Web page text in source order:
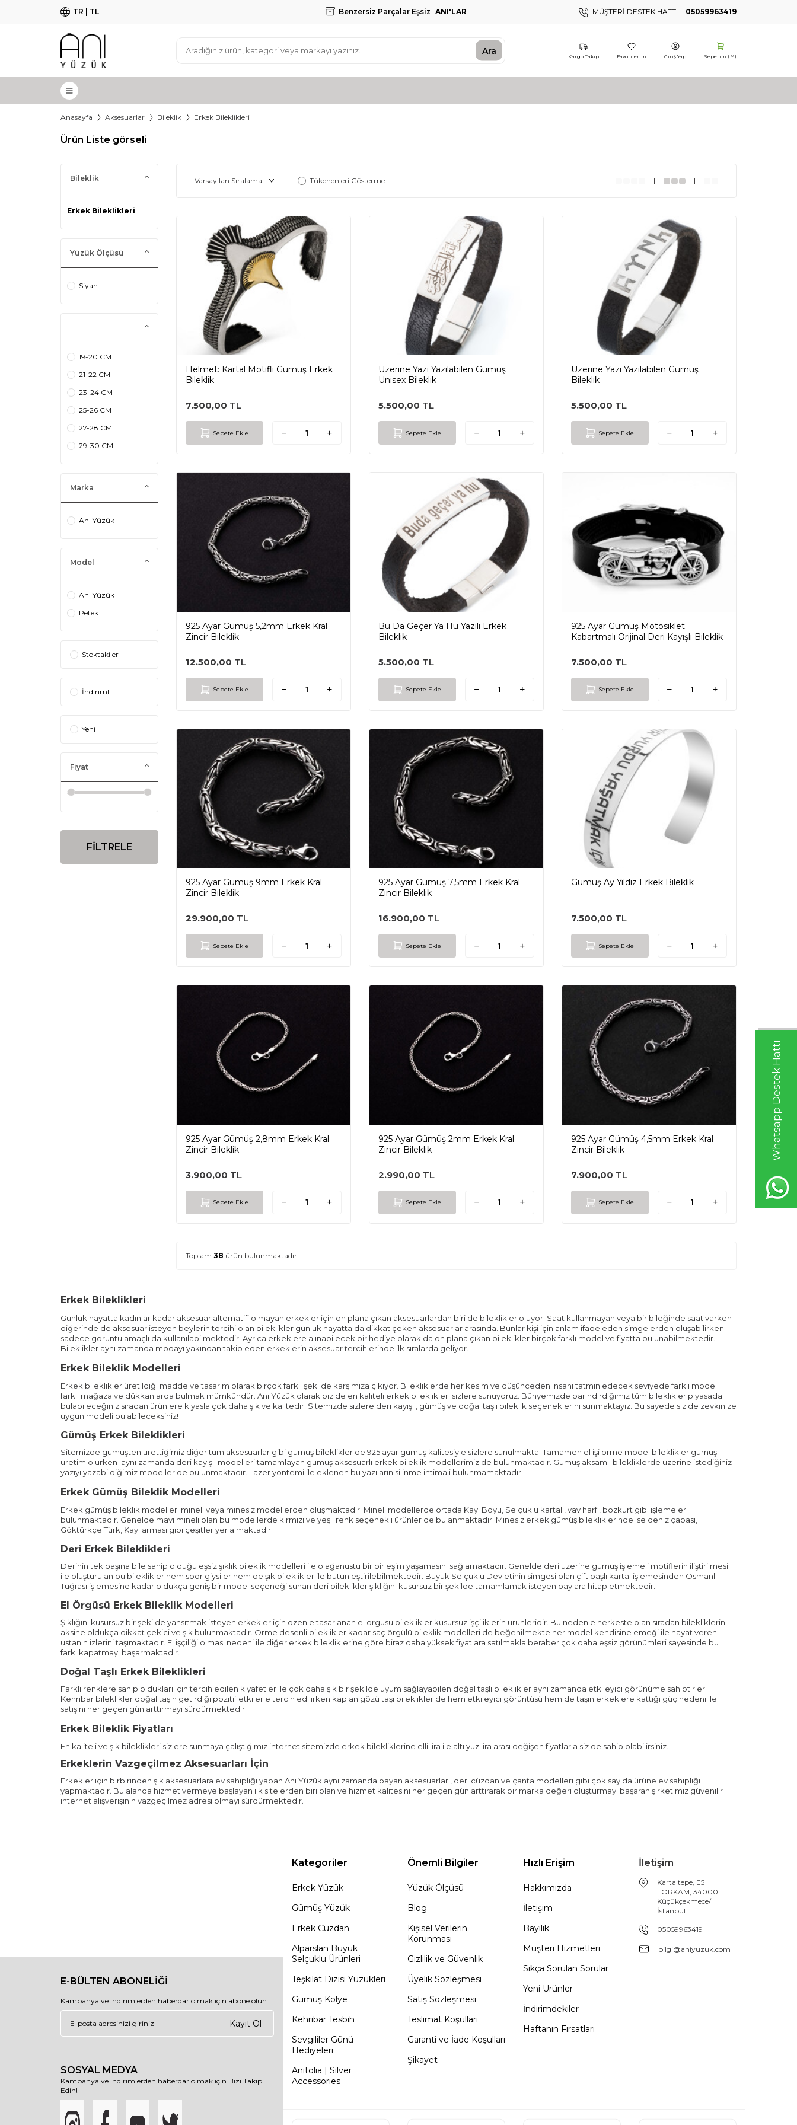
Whatsapp Destek Hattı
TR | TL Benzersiz Parçalar Eşsiz ANI'LAR MÜŞTERI DESTEK HATTI : 05059963419
Ara
Kargo Takip Favorilerim Giriş Yap Sepetim ( 0 )
Anasayfa Aksesuarlar Bileklik Erkek Bileklikleri
Ürün Liste görseli
Bileklik
Erkek Bileklikleri
Yüzük Ölçüsü
Siyah
19-20 CM
21-22 CM
23-24 CM
25-26 CM
27-28 CM
29-30 CM
Marka
Anı Yüzük
Model
Anı Yüzük
Petek
Stoktakiler
İndirimli
Yeni
Fiyat
FİLTRELE
Tükenenleri Gösterme
Helmet: Kartal Motifli Gümüş Erkek
Bileklik
7.500,00 TL
Sepete Ekle
Üzerine Yazı Yazılabilen Gümüş
Unisex Bileklik
5.500,00 TL
Sepete Ekle
Üzerine Yazı Yazılabilen Gümüş
Bileklik
5.500,00 TL
Sepete Ekle
925 Ayar Gümüş 5,2mm Erkek Kral
Zincir Bileklik
12.500,00 TL
Sepete Ekle
Bu Da Geçer Ya Hu Yazılı Erkek
Bileklik
5.500,00 TL
Sepete Ekle
925 Ayar Gümüş Motosiklet
Kabartmalı Orijinal Deri Kayışlı Bileklik
7.500,00 TL
Sepete Ekle
925 Ayar Gümüş 9mm Erkek Kral
Zincir Bileklik
29.900,00 TL
Sepete Ekle
925 Ayar Gümüş 7,5mm Erkek Kral
Zincir Bileklik
16.900,00 TL
Sepete Ekle
Gümüş Ay Yıldız Erkek Bileklik
7.500,00 TL
Sepete Ekle
925 Ayar Gümüş 2,8mm Erkek Kral
Zincir Bileklik
3.900,00 TL
Sepete Ekle
925 Ayar Gümüş 2mm Erkek Kral
Zincir Bileklik
2.990,00 TL
Sepete Ekle
925 Ayar Gümüş 4,5mm Erkek Kral
Zincir Bileklik
7.900,00 TL
Sepete Ekle
Toplam 38 ürün bulunmaktadır.
Erkek Bileklikleri
Günlük hayatta kadınlar kadar aksesuar alternatifi olmayan erkekler için ön plana çıkan aksesuarlardan biri de bileklikler oluyor. Saat kullanmayan veya bir bileğinde saat varken
diğerinde de aksesuar isteyen beylerin tercihi olan bileklikler günlük hayatta da dikkat çeken aksesuarlar arasında. Bunlar kişi için anlam ifade eden simgelerden oluşabilirken
sadece görüntü amaçlı da kullanılabilmektedir. Ayrıca erkeklere alınabilecek bir hediye olarak da ön plana çıkan bileklikler birçok farklı model ve fiyatta bulunabilmektedir.
Bileklikler aynı zamanda modayı yakından takip eden erkeklerin aksesuar tercihlerinde ilk sıralarda geliyor.
Erkek Bileklik Modelleri
Erkek bileklikler üretildiği madde ve tasarım olarak birçok farklı şekilde karşımıza çıkıyor. Bilekliklerde her kesim ve düşünceden insanı tatmin edecek seviyede farklı model
farklı mağaza ve dükkanlarda bulmak mümkündür. Anı Yüzük olarak biz de en kaliteli erkek bileklikleri sizlere sunuyoruz. Bünyemizde barındırdığımız tüm bileklikler piyasada
bulabileceğiniz sıradan ürünlere kıyasla çok daha şık ve kalitedir. Sitemizde sizlere deri kayışlı, gümüş ve doğal taşlı bileklik seçeneklerini sunmaktayız. Bu sayede siz de zevkinize
uygun modeli bulabileceksiniz!
Gümüş Erkek Bileklikleri
Sitemizde gümüşten ürettiğimiz diğer tüm aksesuarlar gibi gümüş bileklikler de 925 ayar gümüş kalitesiyle sizlere sunulmakta. Tamamen el işi örme model bileklikler gümüş
üretim olurken aynı zamanda deri kayışlı modelleri tamamlayan gümüş aksesuarlı erkek bileklik modellerimiz de bulunmaktadır. Gümüş aksamlı bilekliklerde üzerine istediğiniz
yazıyı yazabildiğimiz modeller de bulunmaktadır. Lazer yöntemi ile eklenen bu yazıların silinme ihtimali bulunmamaktadır.
Erkek Gümüş Bileklik Modelleri
Erkek gümüş bileklik modelleri mineli veya minesiz modellerden oluşmaktadır. Mineli modellerde ortada Kayı Boyu, Selçuklu kartalı, vav harfi, bozkurt gibi işlemeler
bulunmaktadır. Genelde mavi mineli olan bu modellerde kırmızı ve yeşil renk seçenekli ürünler de bulanmaktadır. Minesiz erkek gümüş bilekliklerinde ise deniz çapası,
Göktürkçe Türk, Kayı arması gibi çeşitler yer almaktadır.
Deri Erkek Bileklikleri
Derinin tek başına bile sahip olduğu eşsiz şıklık bileklik modelleri ile olağanüstü bir birleşim yaşamasını sağlamaktadır. Genelde deri üzerine gümüş işlemeli motiflerin iliştirilmesi
ile oluşturulan bu bileklikler hem spor giysiler hem de şık bileklikler ile bütünleştirilebilmektedir. Büyük Selçuklu Devletinin simgesi olan çift başlı kartal işlemesinden Osmanlı
Tuğrası işlemesine kadar oldukça geniş bir model seçeneği sunan deri bileklikler şıklığını kusursuz bir şekilde tamamlamak isteyen baylara hitap etmektedir.
El Örgüsü Erkek Bileklik Modelleri
Şıklığını kusursuz bir şekilde yansıtmak isteyen erkekler için özenle tasarlanan el örgüsü bileklikler kusursuz işçiliklerin ürünleridir. Bu nedenle herkeste olan sıradan bilekliklerin
aksine oldukça dikkat çekici ve şık bulunmaktadır. Örme desenli bileklikler kadar saç örgülü bileklik modelleri de beğenilmekte her model kendisine emeği ile hayat veren
ustanın izlerini taşımaktadır. El işçiliği olması nedeni ile diğer erkek bilekliklerine göre biraz daha yüksek fiyatlara satılmakla beraber çok daha eşsiz görünümleri sayesinde bu
farkı kapatmayı başarmaktadır.
Doğal Taşlı Erkek Bileklikleri
Farklı renklere sahip oldukları için tercih edilen kıyafetler ile çok daha şık bir şekilde uyum sağlayabilen doğal taşlı bileklikler aynı zamanda etkileyici görünüme sahiptirler.
Kehribar bileklikler doğal taşın getirdiği pozitif etkilerle tercih edilirken kaplan gözü taşı bileklikler de hem etkileyici görüntüsü hem de taşın erkeklere kattığı güç nedeni ile
satışını her geçen gün arttırmayı sürdürmektedir.
Erkek Bileklik Fiyatları
En kaliteli ve şık bileklikleri sizlere sunmaya çalıştığımız internet sitemizde erkek bilekliklerine elli lira ile altı yüz lira arası değişen fiyatlarla siz de sahip olabilirsiniz.
Erkeklerin Vazgeçilmez Aksesuarları İçin
Erkekler için birbirinden şık aksesuarlara ev sahipliği yapan Anı Yüzük aynı zamanda bayan aksesuarları, deri cüzdan ve çanta modelleri gibi çok sayıda ürüne ev sahipliği
yapmaktadır. Bu alanda hizmet vermeye başlayan ilk sitelerden biri olan ve hizmet kalitesini her geçen gün arttırarak bir marka değeri oluşturmayı başaran şirketimiz güvenilir
internet alışverişinin vazgeçilmez adresi olmayı sürdürmektedir.
E-BÜLTEN ABONELİĞİ
Kampanya ve indirimlerden haberdar olmak için abone olun.
Kayıt Ol
SOSYAL MEDYA
Kampanya ve indirimlerden haberdar olmak için Bizi Takip
Edin!
Kategoriler
Erkek Yüzük
Gümüş Yüzük
Erkek Cüzdan
Alparslan Büyük
Selçuklu Ürünleri
Teşkilat Dizisi Yüzükleri
Gümüş Kolye
Kehribar Tesbih
Sevgililer Günü
Hediyeleri
Anitolia | Silver
Accessories
Önemli Bilgiler
Yüzük Ölçüsü
Blog
Kişisel Verilerin
Korunması
Gizlilik ve Güvenlik
Üyelik Sözleşmesi
Satış Sözleşmesi
Teslimat Koşulları
Garanti ve İade Koşulları
Şikayet
Hızlı Erişim
Hakkımızda
İletişim
Bayilik
Müşteri Hizmetleri
Sıkça Sorulan Sorular
Yeni Ürünler
İndirimdekiler
Haftanın Fırsatları
İletişim
Kartaltepe, E5
TORKAM, 34000
Küçükçekmece/
İstanbul
05059963419
bilgi@aniyuzuk.com